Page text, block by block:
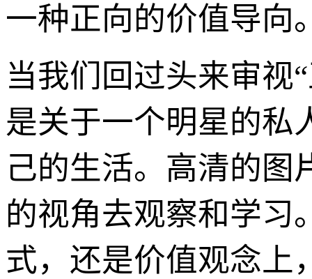
一种正向的价值导向
当我们回过头来审视
是关于一个明星的私
己的生活。高清的图
的视角去观察和学习
式，还是价值观念上